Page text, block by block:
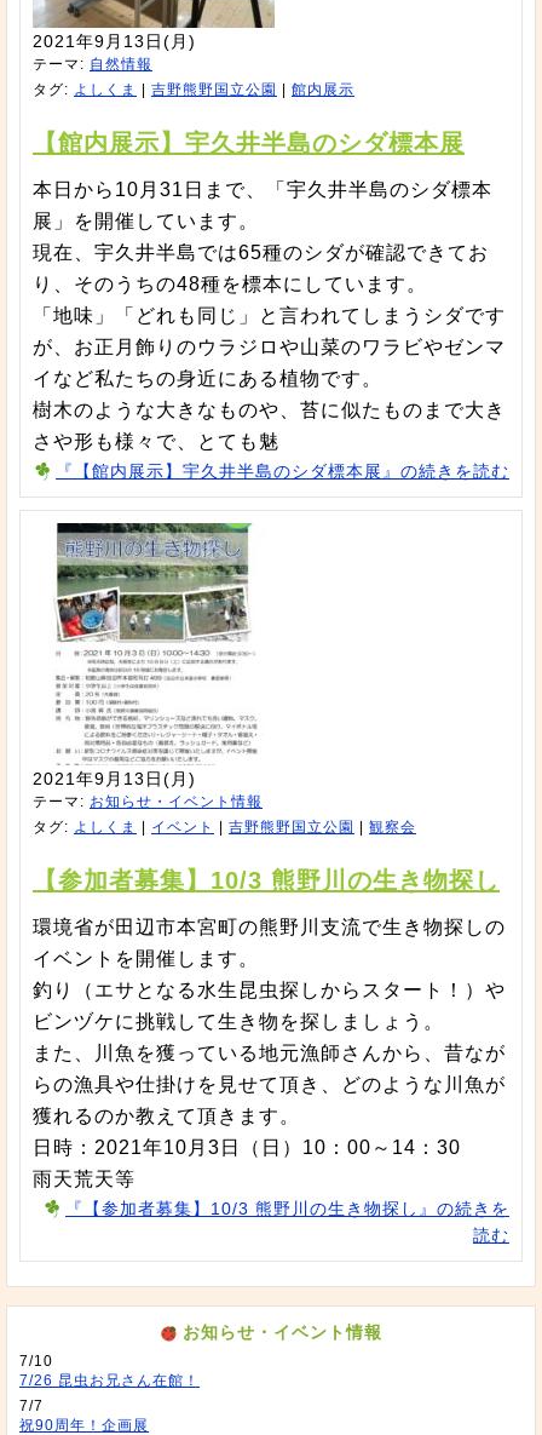
2021年9月13日(月)
テーマ: 自然情報
タグ: よしくま 吉野熊野国立公園 館内展示
【館内展示】宇久井半島のシダ標本展
本日から10月31日まで、「宇久井半島のシダ標本
展」を開催しています。
現在、宇久井半島では65種のシダが確認できてお
り、そのうちの48種を標本にしています。
「地味」「どれも同じ」と言われてしまうシダです
が、お正月飾りのウラジロや山菜のワラビやゼンマ
イなど私たちの身近にある植物です。
樹木のような大きなものや、苔に似たものまで大き
さや形も様々で、とても魅
『【館内展示】宇久井半島のシダ標本展』の続きを読む
2021年9月13日(月)
テーマ: お知らせ・イベント情報
タグ: よしくま イベント 吉野熊野国立公園 観察会
【参加者募集】10/3 熊野川の生き物探し
環境省が田辺市本宮町の熊野川支流で生き物探しの
イベントを開催します。
釣り（エサとなる水生昆虫探しからスタート！）や
ビンヅケに挑戦して生き物を探しましょう。
また、川魚を獲っている地元漁師さんから、昔なが
らの漁具や仕掛けを見せて頂き、どのような川魚が
獲れるのか教えて頂きます。
日時：2021年10月3日（日）10：00～14：30
雨天荒天等
『【参加者募集】10/3 熊野川の生き物探し』の続きを
読む
お知らせ・イベント情報
7/10
7/26 昆虫お兄さん在館！
7/7
祝90周年！企画展